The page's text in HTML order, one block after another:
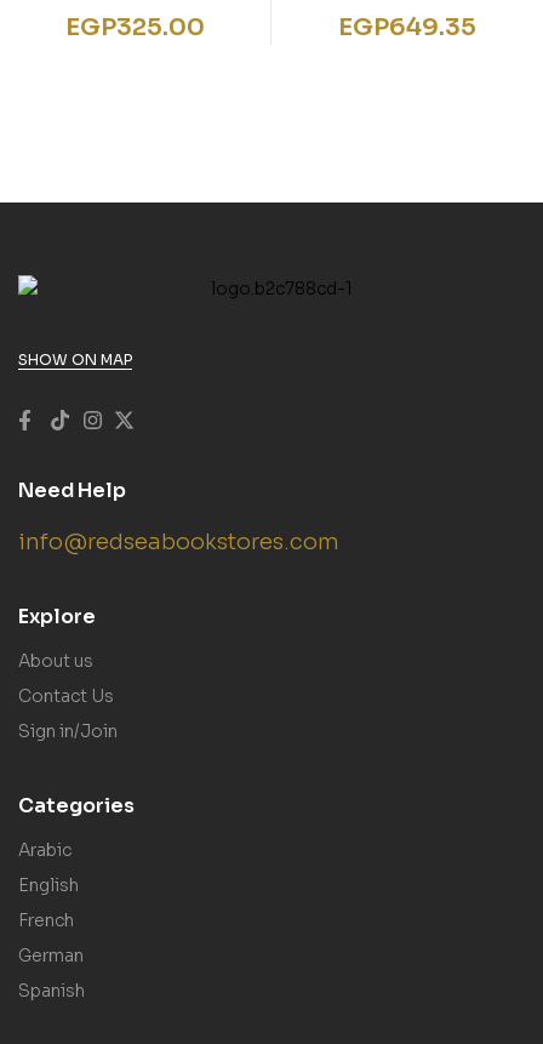
EGP325.00 EGP649.35
SHOW ON MAP
Need Help
info@redseabookstores.com
Explore
About us
Contact Us
Sign in/Join
Categories
Arabic
English
French
German
Spanish